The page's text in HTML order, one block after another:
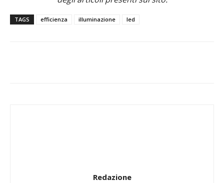
TAGS efficienza illuminazione led
Redazione